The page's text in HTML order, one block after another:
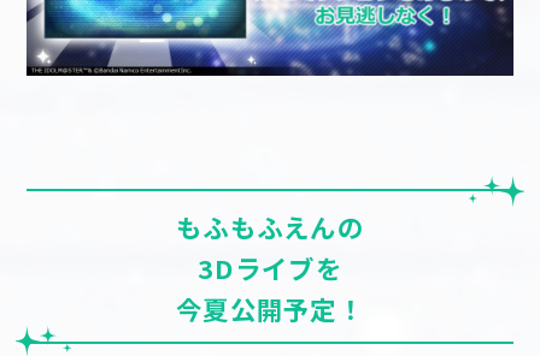
もふもふえんの
3Dライブを
今夏公開予定！